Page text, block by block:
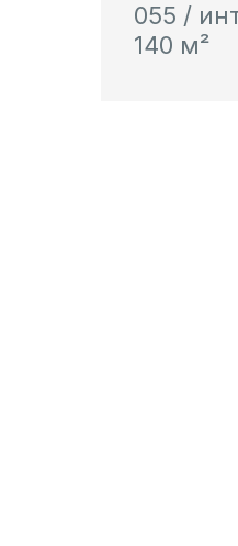
055 /
140 м²